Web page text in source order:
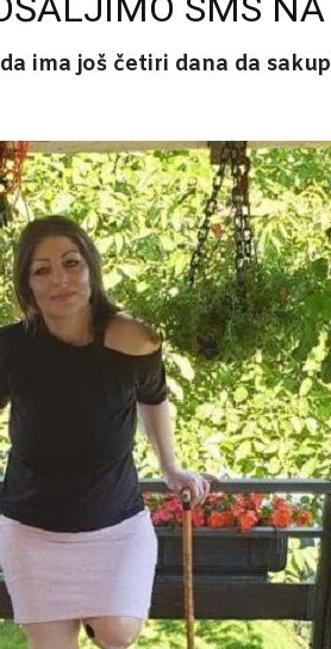
ima još četiri dana da